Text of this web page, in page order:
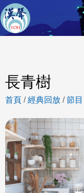
長青樹
首頁 /經典回放 /節目